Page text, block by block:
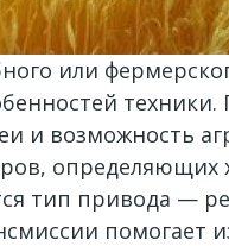
или
и возможность
тип привода
помогает